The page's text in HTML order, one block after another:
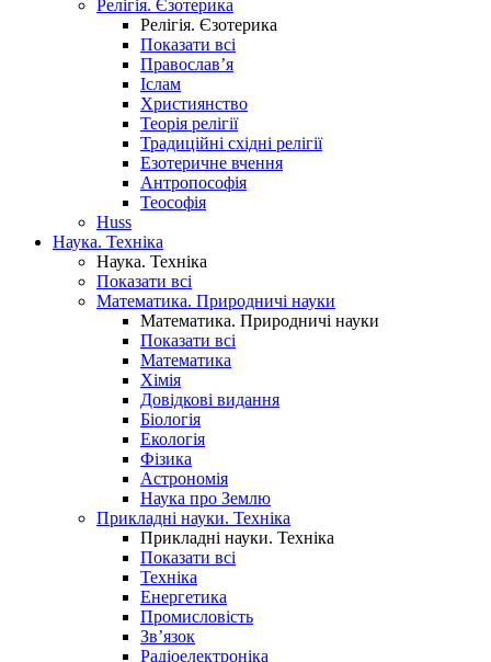
Релігія. Єзотерика
Релігія. Єзотерика
Показати всі
Православ’я
Іслам
Християнство
Теорія релігії
Традиційні східні релігії
Езотеричне вчення
Антропософія
Теософія
Huss
Наука. Техніка
Наука. Техніка
Показати всі
Математика. Природничі науки
Математика. Природничі науки
Показати всі
Математика
Хімія
Довідкові видання
Біологія
Екологія
Фізика
Астрономія
Наука про Землю
Прикладні науки. Техніка
Прикладні науки. Техніка
Показати всі
Техніка
Енергетика
Промисловість
Зв’язок
Радіоелектроніка